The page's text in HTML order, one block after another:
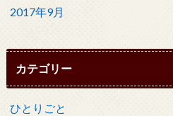
2017年9月
カテゴリー
ひとりごと